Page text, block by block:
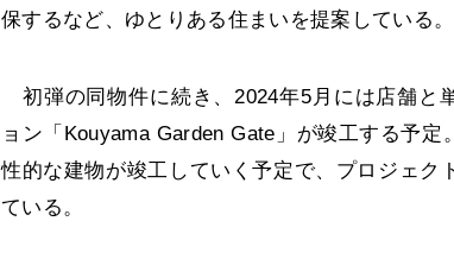
保するなど、ゆとりある住まいを提案している。
初弾の同物件に続き、2024年5月には店舗と
ョン「Kouyama Garden Gate」が竣工する予
性的な建物が竣工していく予定で、プロジェク
ている。